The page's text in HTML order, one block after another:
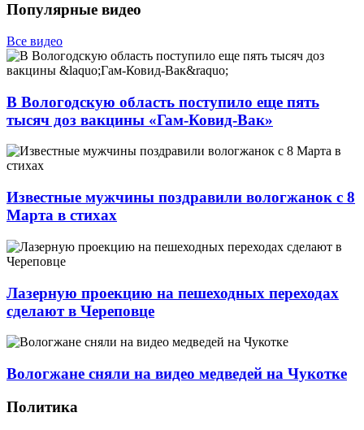
Популярные видео
Все видео
В Вологодскую область поступило еще пять
тысяч доз вакцины «Гам-Ковид-Вак»
Известные мужчины поздравили вологжанок с 8
Марта в стихах
Лазерную проекцию на пешеходных переходах
сделают в Череповце
Вологжане сняли на видео медведей на Чукотке
Политика